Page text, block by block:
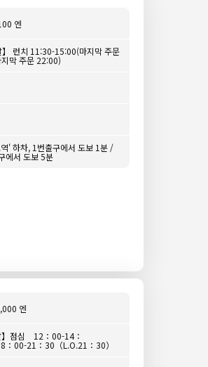
엔
】 런치 11:30-15:00(마지막 주문
막 주문 22:00)
' 하차, 1번출구에서 도보 1분 /
에서 도보 5분
엔
】점심 12：00-14：
00-21：30（L.O.21：30）